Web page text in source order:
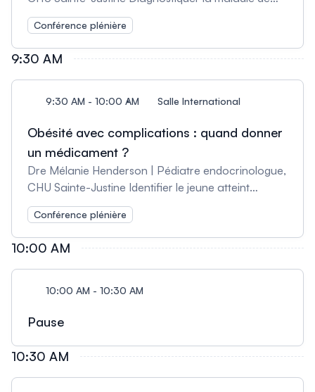
Kawasaki en se basant sur les recommandations
les plus récentes; Prescrire un traitement de 1re
ligne à l’enfant atteint de la maladie de Kawasaki;
Recommander un traitement à l’enfant qui ne
répond pas au traitement initial.
Conférence plénière
9:30 AM
9:30 AM - 10:00 AM Salle International
Obésité avec complications : quand donner
un médicament ?
Dre Mélanie Henderson | Pédiatre endocrinologue,
CHU Sainte-Justine Identifier le jeune atteint
d’obésité qui pourrait bénéficier d’un traitement
médicamenteux (agoniste GLP1, metformine);
Décrire les risques et les bénéfices attendus du
traitement dans cette population; Surveiller les
effets secondaires potentiels de ces médicaments.
Conférence plénière
10:00 AM
10:00 AM - 10:30 AM
Pause
10:30 AM